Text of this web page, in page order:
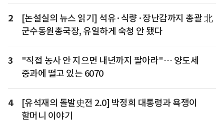
2
[논설실의 뉴스 읽기] 석유·식량·장난감까지 총괄 北
군수동원총국장, 유일하게 숙청 안 됐다
3
"직접 농사 안 지으면 내년까지 팔아라"… 양도세
중과에 떨고 있는 6070
4
[유석재의 돌발史전 2.0] 박정희 대통령과 욕쟁이
할머니 이야기